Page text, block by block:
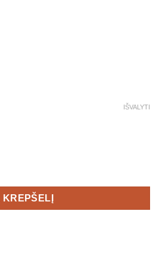
IŠVALYTI
Trainer Short Tights Women
Į KREPŠELĮ